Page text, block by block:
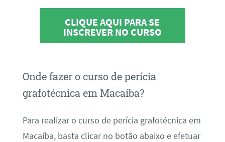
CLIQUE AQUI PARA SE
INSCREVER NO CURSO
Onde fazer o curso de perícia
grafotécnica em Macaíba?
Para realizar o curso de perícia grafotécnica em
Macaíba, basta clicar no botão abaixo e efetuar